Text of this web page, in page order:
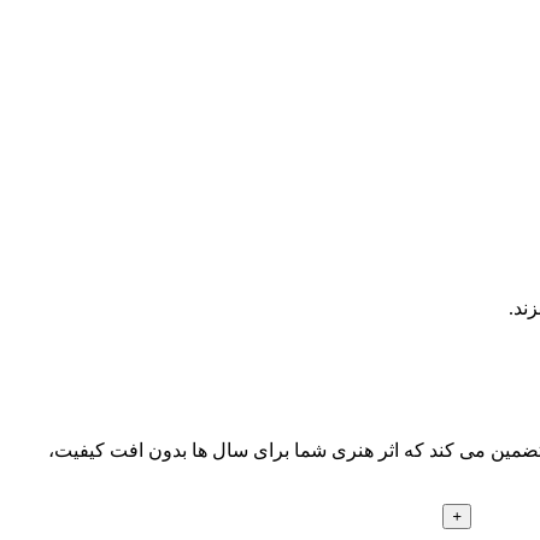
می کند که اثر هنری شما برای سال ها بدون افت کیفیت،
+